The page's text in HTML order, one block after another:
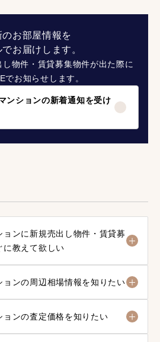
のお部屋情報を
でお届けします。
物件・賃貸募集物件が出た際に
お知らせします。
ンションの新着通知を受け
ンに新規売出し物件・賃貸募
に教えて欲しい
ョンの周辺相場情報を知りたい
ョンの査定価格を知りたい